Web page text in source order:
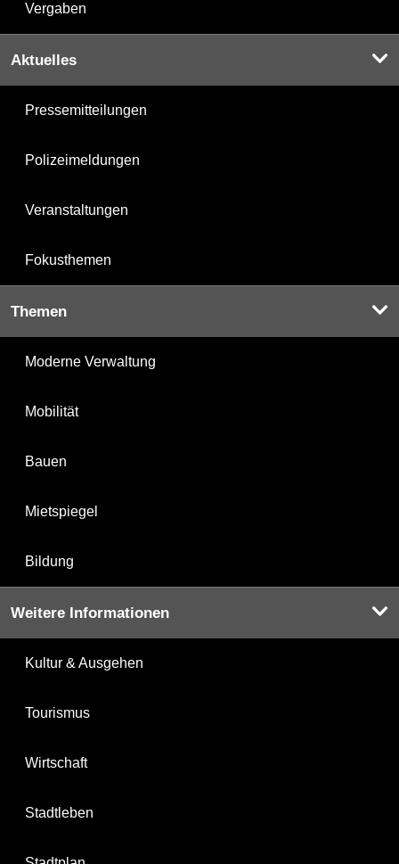
Vergaben
Aktuelles
Pressemitteilungen
Polizeimeldungen
Veranstaltungen
Fokusthemen
Themen
Moderne Verwaltung
Mobilität
Bauen
Mietspiegel
Bildung
Weitere Informationen
Kultur & Ausgehen
Tourismus
Wirtschaft
Stadtleben